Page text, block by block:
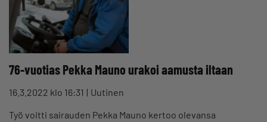
76-vuotias Pekka Mauno urakoi aamusta iltaan
16.3.2022 klo 16:31
Uutinen
Työ voitti sairauden Pekka Mauno kertoo olevansa